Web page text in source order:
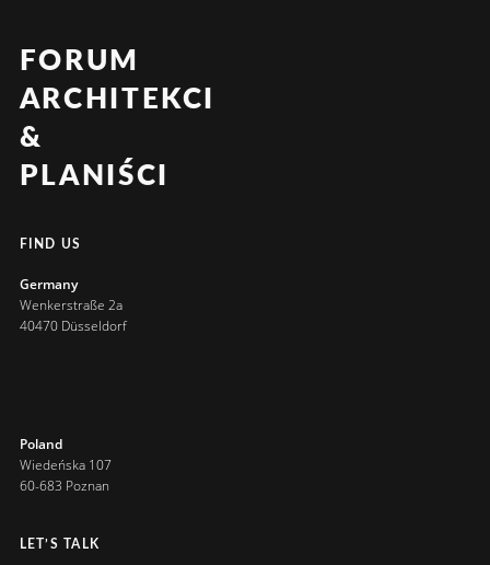
FORUM
ARCHITEKCI
&
PLANIŚCI
FIND US
Germany
Wenkerstraße 2a
40470 Düsseldorf
Poland
Wiedeńska 107
60-683 Poznan
LET’S TALK